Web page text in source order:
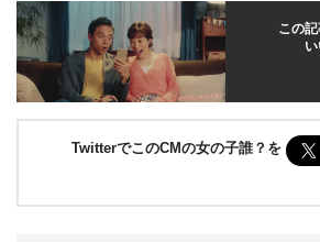
この
TwitterでこのCMの女の子誰？を